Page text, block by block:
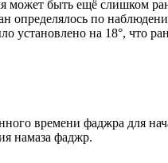
может быть ещё слишком
определялось по
установлено на 18°, что
времени фаджра для
намаза фаджр.